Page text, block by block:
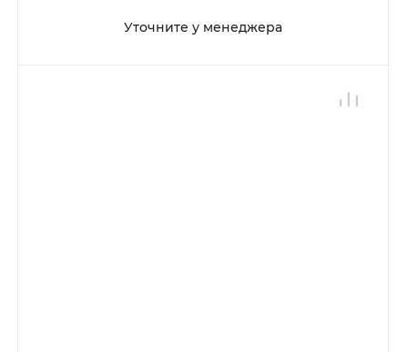
Уточните у менеджера